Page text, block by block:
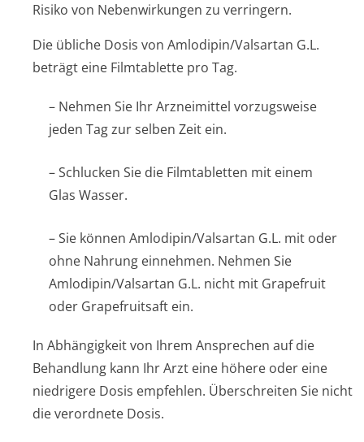
Risiko von Nebenwirkungen zu verringern.
Die übliche Dosis von Amlodipin/Valsartan G.L.
beträgt eine Filmtablette pro Tag.
– Nehmen Sie Ihr Arzneimittel vorzugsweise
jeden Tag zur selben Zeit ein.
– Schlucken Sie die Filmtabletten mit einem
Glas Wasser.
– Sie können Amlodipin/Valsartan G.L. mit oder
ohne Nahrung einnehmen. Nehmen Sie
Amlodipin/Valsartan G.L. nicht mit Grapefruit
oder Grapefruitsaft ein.
In Abhängigkeit von Ihrem Ansprechen auf die
Behandlung kann Ihr Arzt eine höhere oder eine
niedrigere Dosis empfehlen. Überschreiten Sie nicht
die verordnete Dosis.